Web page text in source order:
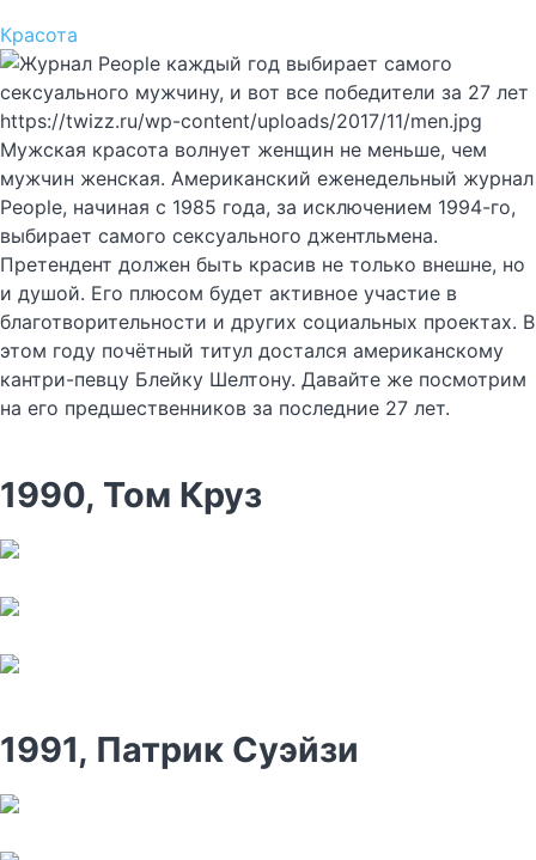
Красота
https://twizz.ru/wp-content/uploads/2017/11/men.jpg
Мужская красота волнует женщин не меньше, чем
мужчин женская. Американский еженедельный журнал
People, начиная с 1985 года, за исключением 1994-го,
выбирает самого сексуального джентльмена.
Претендент должен быть красив не только внешне, но
и душой. Его плюсом будет активное участие в
благотворительности и других социальных проектах. В
этом году почётный титул достался американскому
кантри-певцу Блейку Шелтону. Давайте же посмотрим
на его предшественников за последние 27 лет.
1990, Том Круз
1991, Патрик Суэйзи